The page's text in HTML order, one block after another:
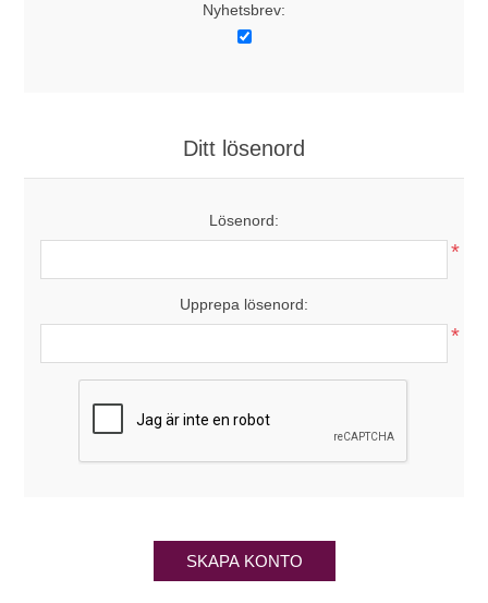
Nyhetsbrev:
Ditt lösenord
Lösenord:
*
Upprepa lösenord:
*
SKAPA KONTO